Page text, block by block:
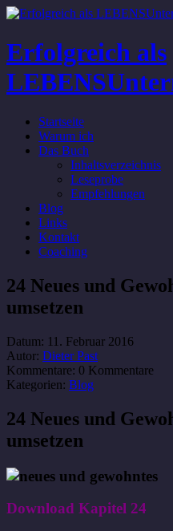
Erfolgreich als
Startseite
Warum ich
Das Buch
Inhaltsverzeichnis
Leseprobe
Empfehlungen
Blog
Links
Kontakt
Coaching
24 Neues und
umsetzen
Datum: 11. Februar 2016
Autor: Dieter Past
Kommentare: 0 Kommentare
Kategorien: Blog
24 Neues und
umsetzen
Download Kapitel 24